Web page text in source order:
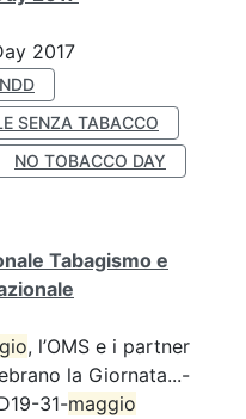
2017
SENZA TABACCO
NO TOBACCO DAY
Tabagismo e
, l’OMS e i partner
la Giornata...-
31-maggio